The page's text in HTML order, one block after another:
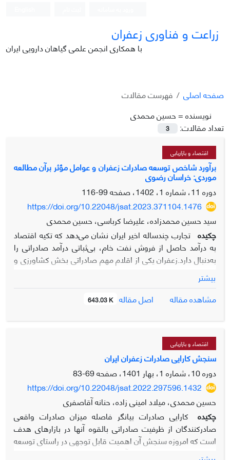
زراعت و فناوری زعفران
با همکاری انجمن علمی گیاهان دارویی ایران
صفحه اصلی
فهرست مقالات
نویسنده =حسین محمدی
تعداد مقالات:
3
اقتصاد و بازاریابی
برآورد شاخص توسعه صادرات زعفران و عوامل مؤثر برآن مطالعه
موردی: خراسان رضوی
دوره 11، شماره 1، 1402، صفحه
99-116
https://doi.org/10.22048/jsat.2023.371104.1476
سید حسین محمدزاده، علیرضا کرباسی، حسین محمدی
چکیده تجارب چندساله اخیر ایران نشان می‌دهد که تکیه اقتصاد
به درآمد حاصل از فروش نفت خام، بی‌ثباتی درآمد صادراتی را
به‌دنبال دارد.زعفران یکی از اقلام مهم صادراتی بخش کشاورزی و
گیاهان دارویی است که در سال‌های اخیر علی‌رغم افزایش سطح
زیرکشت و تولید ، صادرات هم‌پای آن رشد نداشته است. استان
خراسان‌رضوی یکی از استان‌های پیش‌رو در تولید و تجارت این
محصول به‌حساب می‌آید. این مطالعه بر آن است تا ضمن ارائه
شاخص چندبعدی توسعه صادرات به بررسی عامل های مؤثر بر
این شاخص در مورد محصول زعفران در خراسان رضوی و
شرکت صادرکننده در کشورهای آلمان، ایتالیا، هند و چین جمع
آوری گردید. به منظور بررسی شبکه تجارت خارجی زعفران و عوامل
مؤثر بر شاخص توسعه صادرات از الگوی پانل سه بعدی استفاده
گردید. اندازه گیری شاخص توسعه صادرات با استفاده از
زیرشاخص های عملکرد صادرات، مدیریت صادرات و راهبرد
صادراتی انجام گردید. نتایج نشان داد که سابقه فعالیتی شرکت،
اندازه شرکت، استراتژی های بازاریابی، استانداردهای صادراتی،
بیشتر
مشاهده مقاله
اصل مقاله 643.03 K
اقتصاد و بازاریابی
سنجش کارایی صادرات زعفران ایران
دوره 10، شماره 1، بهار 1401، صفحه
69-83
https://doi.org/10.22048/jsat.2022.297596.1432
حسین محمدی، میلاد امینی زاده، حنانه آقاصفری
چکیده
کارایی صادرات بیانگر فاصله میزان صادرات واقعی
صادرکنندگان از ظرفیت صادراتی بالقوه آن­ها در بازارهای هدف
است که امروزه سنجش آن اهمیت قابل توجهی در راستای توسعه
صادرات و تحلیل رقابت­پذیری آن­ها دارد. صادرات زعفران به عنوان با